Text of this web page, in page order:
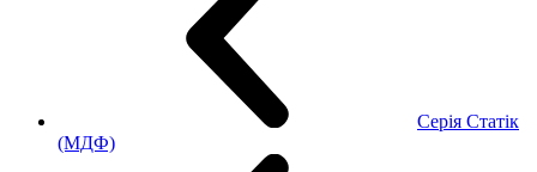
Серія Статік
(МДФ)